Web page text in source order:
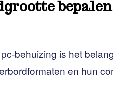
behuizing is het
en hun